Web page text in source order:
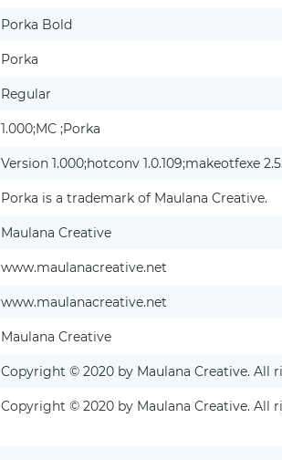
Porka Bold
Porka
Regular
1.000;MC ;Porka
Version 1.000;hotconv 1.0.109;makeotfexe
Porka is a trademark of Maulana Creative.
Maulana Creative
www.maulanacreative.net
www.maulanacreative.net
Maulana Creative
Copyright © 2020 by Maulana Creative. All
Copyright © 2020 by Maulana Creative. All